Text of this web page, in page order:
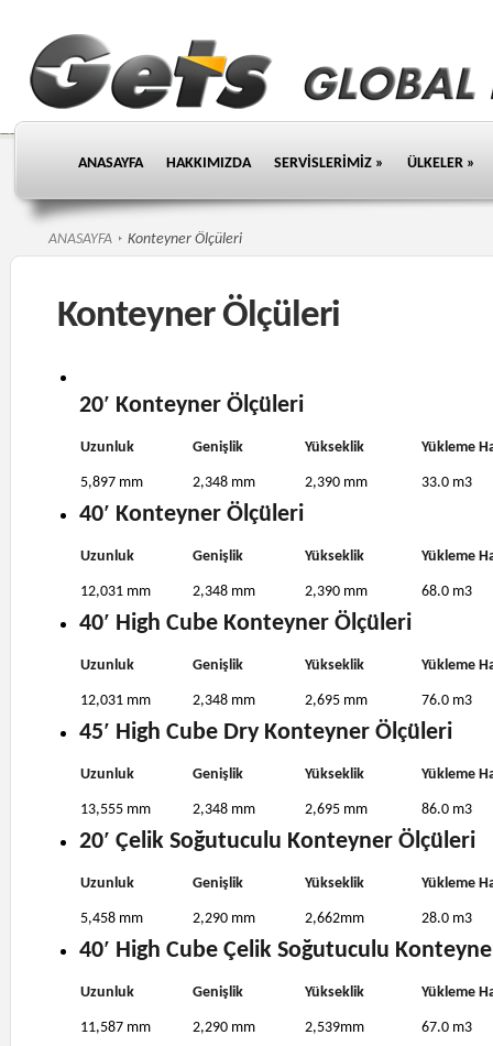
ANASAYFA HAKKIMIZDA SERVİSLERİMİZ » ÜLKELER »
ANASAYFA Konteyner Ölçüleri
Konteyner Ölçüleri
20′ Konteyner Ölçüleri
Uzunluk Genişlik Yükseklik Yükleme
5,897 mm 2,348 mm 2,390 mm 33.0 m3
40′ Konteyner Ölçüleri
Uzunluk Genişlik Yükseklik Yükleme
12,031 mm 2,348 mm 2,390 mm 68.0 m3
40′ High Cube Konteyner Ölçüleri
Uzunluk Genişlik Yükseklik Yükleme
12,031 mm 2,348 mm 2,695 mm 76.0 m3
45′ High Cube Dry Konteyner Ölçüleri
Uzunluk Genişlik Yükseklik Yükleme
13,555 mm 2,348 mm 2,695 mm 86.0 m3
20′ Çelik Soğutuculu Konteyner Ölçüleri
Uzunluk Genişlik Yükseklik Yükleme
5,458 mm 2,290 mm 2,662mm 28.0 m3
40′ High Cube Çelik Soğutuculu
Uzunluk Genişlik Yükseklik Yükleme
11,587 mm 2,290 mm 2,539mm 67.0 m3